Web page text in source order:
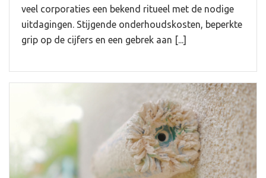
veel corporaties een bekend ritueel met de nodige
uitdagingen. Stijgende onderhoudskosten, beperkte
grip op de cijfers en een gebrek aan [...]